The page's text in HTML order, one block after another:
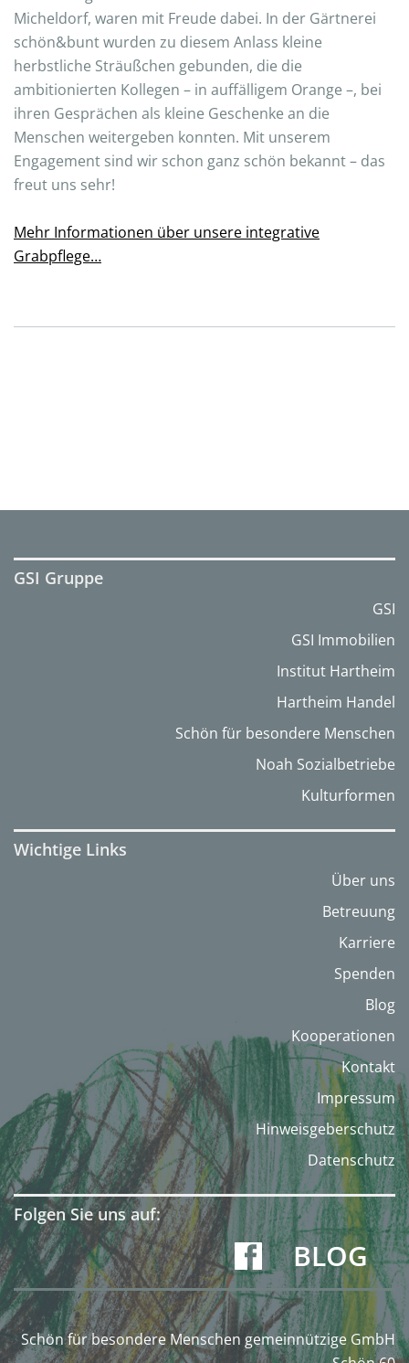
Micheldorf, waren mit Freude dabei. In der Gärtnerei
schön&bunt wurden zu diesem Anlass kleine
herbstliche Sträußchen gebunden, die die
ambitionierten Kollegen – in auffälligem Orange –, bei
ihren Gesprächen als kleine Geschenke an die
Menschen weitergeben konnten. Mit unserem
Engagement sind wir schon ganz schön bekannt – das
freut uns sehr!
Mehr Informationen über unsere integrative
Grabpflege…
GSI Gruppe
GSI
GSI Immobilien
Institut Hartheim
Hartheim Handel
Schön für besondere Menschen
Noah Sozialbetriebe
Kulturformen
Wichtige Links
Über uns
Betreuung
Karriere
Spenden
Blog
Kooperationen
Kontakt
Impressum
Hinweisgeberschutz
Datenschutz
Folgen Sie uns auf:
BLOG
Schön für besondere Menschen gemeinnützige GmbH